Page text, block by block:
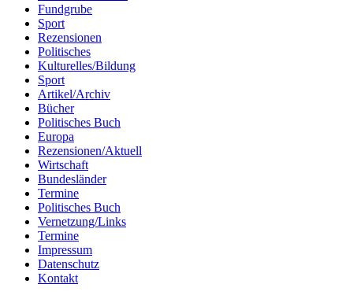
Fundgrube
Sport
Rezensionen
Politisches
Kulturelles/Bildung
Sport
Artikel/Archiv
Bücher
Politisches Buch
Europa
Rezensionen/Aktuell
Wirtschaft
Bundesländer
Termine
Politisches Buch
Vernetzung/Links
Termine
Impressum
Datenschutz
Kontakt